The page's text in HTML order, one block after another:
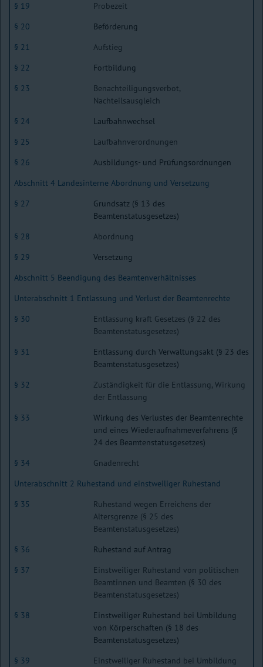
§ 19
Probezeit
§ 20
Beförderung
§ 21
Aufstieg
§ 22
Fortbildung
§ 23
Benachteiligungsverbot,
Nachteilsausgleich
§ 24
Laufbahnwechsel
§ 25
Laufbahnverordnungen
§ 26
Ausbildungs- und Prüfungsordnungen
Abschnitt 4 Landesinterne Abordnung und Versetzung
§ 27
Grundsatz (§ 13 des
Beamtenstatusgesetzes)
§ 28
Abordnung
§ 29
Versetzung
Abschnitt 5 Beendigung des Beamtenverhältnisses
Unterabschnitt 1 Entlassung und Verlust der Beamtenrechte
§ 30
Entlassung kraft Gesetzes (§ 22 des
Beamtenstatusgesetzes)
§ 31
Entlassung durch Verwaltungsakt (§ 23 des
Beamtenstatusgesetzes)
§ 32
Zuständigkeit für die Entlassung, Wirkung
der Entlassung
§ 33
Wirkung des Verlustes der Beamtenrechte
und eines Wiederaufnahmeverfahrens (§
24 des Beamtenstatusgesetzes)
§ 34
Gnadenrecht
Unterabschnitt 2 Ruhestand und einstweiliger Ruhestand
§ 35
Ruhestand wegen Erreichens der
Altersgrenze (§ 25 des
Beamtenstatusgesetzes)
§ 36
Ruhestand auf Antrag
§ 37
Einstweiliger Ruhestand von politischen
Beamtinnen und Beamten (§ 30 des
Beamtenstatusgesetzes)
§ 38
Einstweiliger Ruhestand bei Umbildung
von Körperschaften (§ 18 des
Beamtenstatusgesetzes)
§ 39
Einstweiliger Ruhestand bei Umbildung